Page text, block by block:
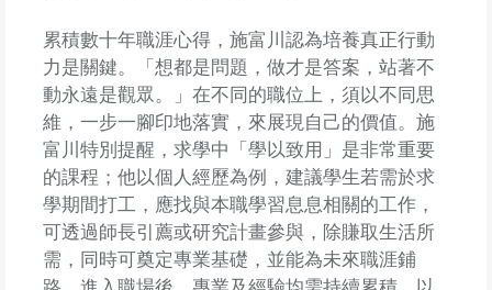
累積數十年職涯心得，施富川認為培養真正行動
力是關鍵。「想都是問題，做才是答案，站著不
動永遠是觀眾。」在不同的職位上，須以不同思
維，一步一腳印地落實，來展現自己的價值。施
富川特別提醒，求學中「學以致用」是非常重要
的課程；他以個人經歷為例，建議學生若需於求
學期間打工，應找與本職學習息息相關的工作，
可透過師長引薦或研究計畫參與，除賺取生活所
需，同時可奠定專業基礎，並能為未來職涯鋪